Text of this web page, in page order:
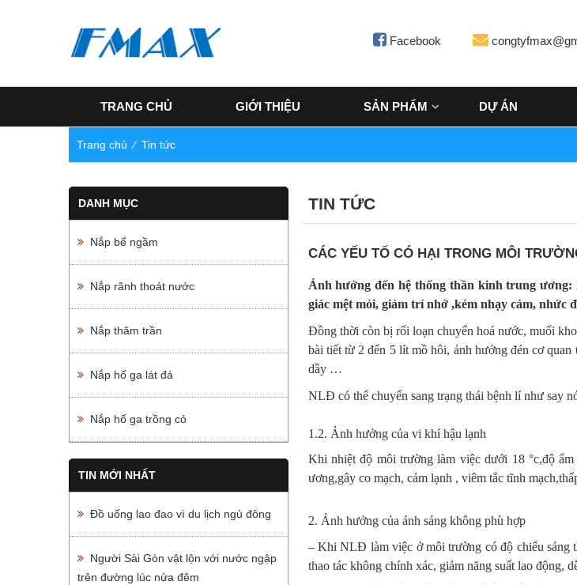
Facebook
TRANG CHỦ GIỚI THIỆU SẢN PHẨM DỰ ÁN
Trang chủ ⁄ Tin tức
DANH MỤC
Nắp bể ngầm
Nắp rãnh thoát nước
Nắp thăm trần
Nắp hố ga lát đá
Nắp hố ga trồng cỏ
TIN MỚI NHẤT
Đồ uống lao đao vì du lịch ngủ đông
Người Sài Gòn vật lộn với nước ngập
trên đường lúc nửa đêm
TIN TỨC
CÁC YẾU TỐ CÓ HẠI TRONG MÔI
Ảnh hưởng đến hệ thống thần kinh trung
giác mệt mỏi, giảm trí nhớ ,kém nhạy cảm, nhức
Đồng thời còn bị rối loạn chuyển hoá nước, muối
bài tiết từ 2 đến 5 lít mồ hôi, ảnh hưởng đén cơ
dầy …
NLĐ có thể chuyển sang trạng thái bệnh lí như say
1.2. Ảnh hưởng của vi khí hậu lạnh
Khi nhiệt độ môi trường làm việc dưới 18 °c,độ
ương,gây co mạch, cảm lạnh , viêm tắc tĩnh
2. Ảnh hưởng của ánh sáng không phù hợp
– Khi NLĐ làm việc ở môi trường có độ chiếu sáng
thao tác không chính xác, giảm năng suất lao động,